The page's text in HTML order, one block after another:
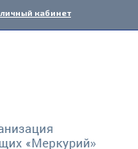
личный кабинет